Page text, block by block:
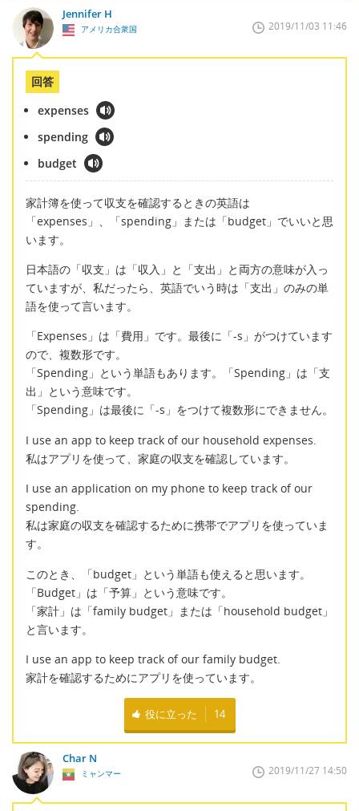
Jennifer H
アメリカ合衆国 2019/11/03 11:46
回答
expenses
spending
budget
家計簿を使って収支を確認するときの英語は
「expenses」、「spending」または「budget」でいいと思
います。
日本語の「収支」は「収入」と「支出」と両方の意味が入っ
ていますが、私だったら、英語でいう時は「支出」のみの単
語を使って言います。
「Expenses」は「費用」です。最後に「-s」がつけています
ので、複数形です。
「Spending」という単語もあります。「Spending」は「支
出」という意味です。
「Spending」は最後に「-s」をつけて複数形にできません。
I use an app to keep track of our household expenses.
私はアプリを使って、家庭の収支を確認しています。
I use an application on my phone to keep track of our
spending.
私は家庭の収支を確認するために携帯でアプリを使っていま
す。
このとき、「budget」という単語も使えると思います。
「Budget」は「予算」という意味です。
「家計」は「family budget」または「household budget」
と言います。
I use an app to keep track of our family budget.
家計を確認するためにアプリを使っています。
役に立った 14
Char N
ミャンマー 2019/11/27 14:50